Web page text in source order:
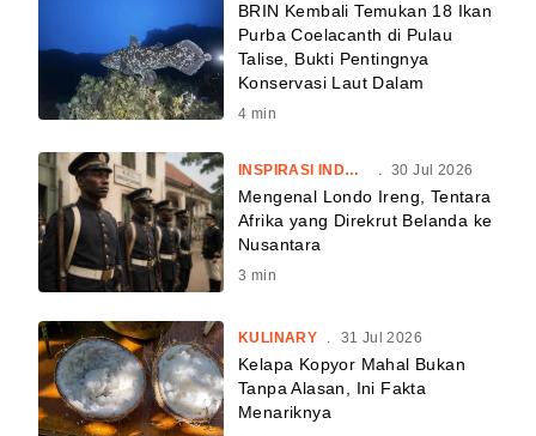
BRIN Kembali Temukan 18 Ikan
Purba Coelacanth di Pulau
Talise, Bukti Pentingnya
Konservasi Laut Dalam
4 min
INSPIRASI INDONESIA 30 Jul 2026
Mengenal Londo Ireng, Tentara
Afrika yang Direkrut Belanda ke
Nusantara
3 min
KULINARY 31 Jul 2026
Kelapa Kopyor Mahal Bukan
Tanpa Alasan, Ini Fakta
Menariknya